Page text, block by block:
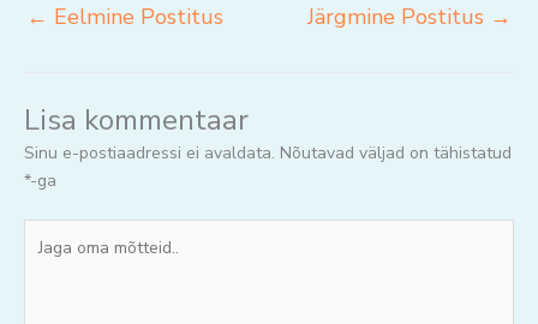
← Eelmine Postitus Järgmine Postitus →
Lisa kommentaar
Sinu e-postiaadressi ei avaldata. Nõutavad väljad on tähistatud
*-ga
oma